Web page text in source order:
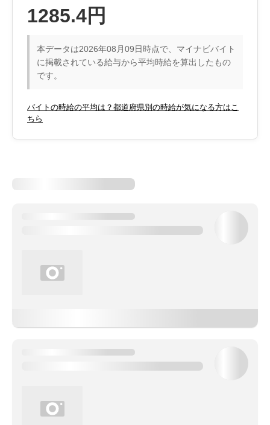
1285.4円
本データは2026年08月09日時点で、マイナビバイト
に掲載されている給与から平均時給を算出したもの
です。
バイトの時給の平均は？都道府県別の時給が気になる方はこ
ちら